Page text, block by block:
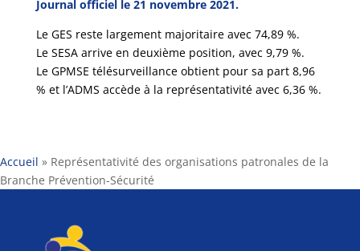
Journal officiel le 21 novembre 2021.
Le GES reste largement majoritaire avec 74,89 %.
Le SESA arrive en deuxième position, avec 9,79 %.
Le GPMSE télésurveillance obtient pour sa part 8,96
% et l’ADMS accède à la représentativité avec 6,36 %.
Accueil » Représentativité des organisations patronales de la
Branche Prévention-Sécurité